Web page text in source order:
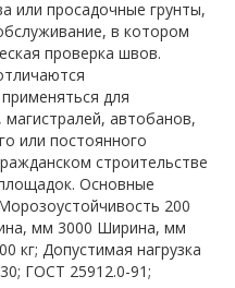
или просадочные грунты,
в котором
проверка швов.
для
автобанов,
или постоянного
строительстве
Основные
200
мм 3000 Ширина, мм
кг; Допустимая нагрузка
ГОСТ 25912.0-91;